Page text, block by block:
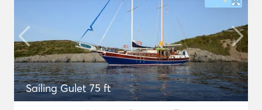
Sailing Gulet 75 ft